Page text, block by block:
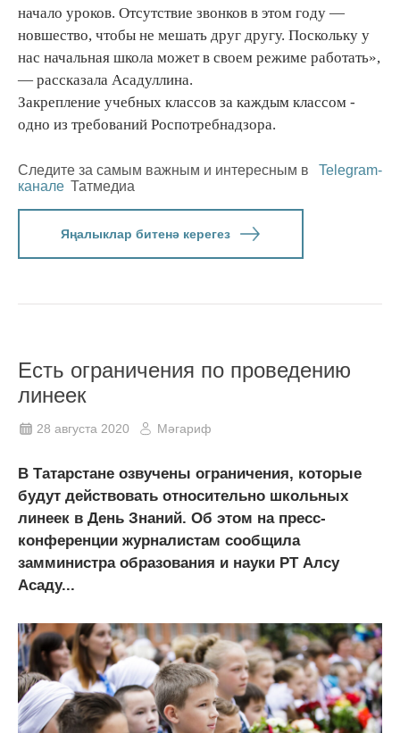
начало уроков. Отсутствие звонков в этом году —
новшество, чтобы не мешать друг другу. Поскольку у
нас начальная школа может в своем режиме работать»,
— рассказала Асадуллина.
Закрепление учебных классов за каждым классом -
одно из требований Роспотребнадзора.
Следите за самым важным и интересным в
Telegram-
канале Татмедиа
Яңалыклар битенә керегез
Еcть ограничения по проведению
линеек
28 августа 2020 Мәгариф
В Татарстане озвучены ограничения, которые
будут действовать относительно школьных
линеек в День Знаний. Об этом на пресс-
конференции журналистам сообщила
замминистра образования и науки РТ Алсу
Асаду...